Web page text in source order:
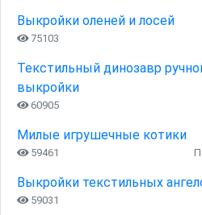
Выкройки оленей и лосей
75103
Текстильный динозавр
выкройки
60905
Милые игрушечные котики
59461
Выкройки текстильных
59031